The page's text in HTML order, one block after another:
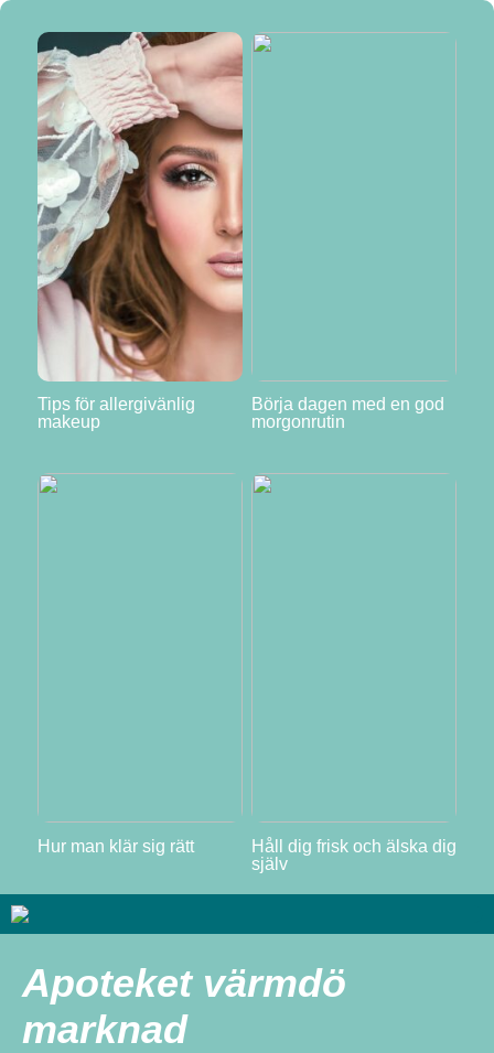
Tips för allergivänlig
makeup
Börja dagen med en god
morgonrutin
Hur man klär sig rätt
Håll dig frisk och älska dig
själv
Apoteket värmdö
marknad